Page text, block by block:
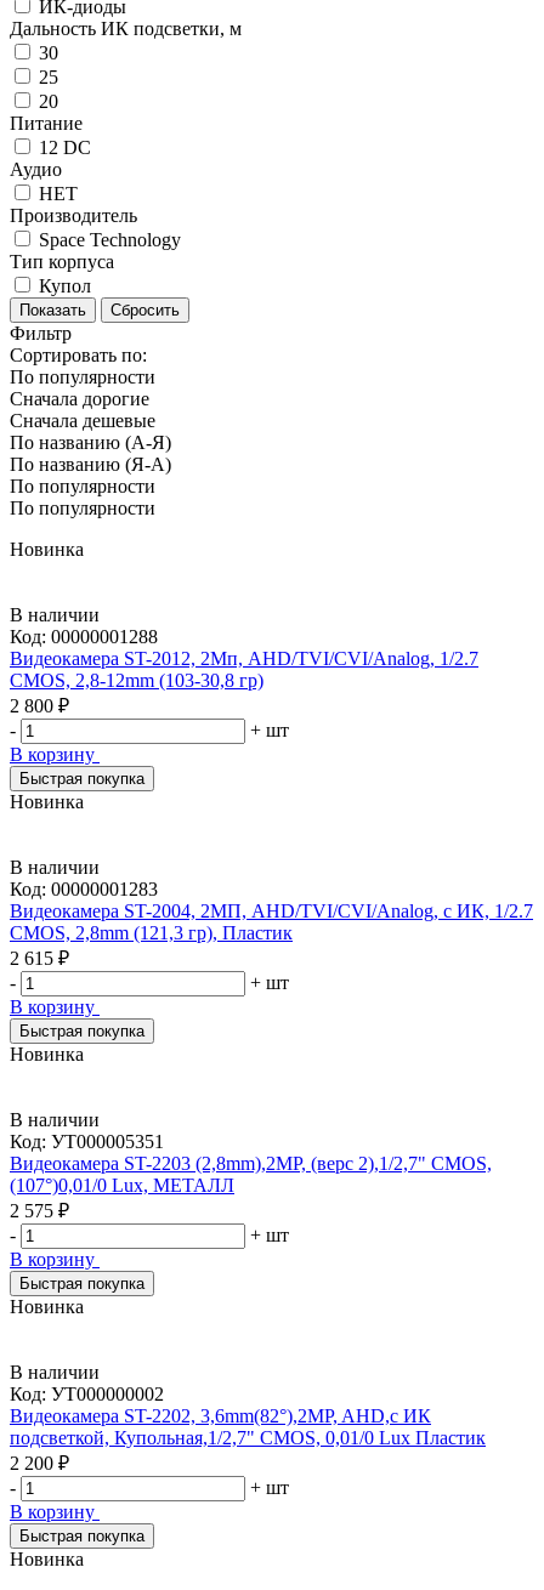
ИК-диоды
Дальность ИК подсветки, м
30
25
20
Питание
12 DC
Аудио
НЕТ
Производитель
Space Technology
Тип корпуса
Купол
Фильтр
Сортировать по:
По популярности
Сначала дорогие
Сначала дешевые
По названию (А-Я)
По названию (Я-А)
По популярности
По популярности
Новинка
В наличии
Код: 00000001288
Видеокамера ST-2012, 2Мп, AHD/TVI/CVI/Analog, 1/2.7
CMOS, 2,8-12mm (103-30,8 гр)
2 800 ₽
-
+ шт
В корзину
Быстрая покупка
Новинка
В наличии
Код: 00000001283
Видеокамера ST-2004, 2МП, AHD/TVI/CVI/Analog, с ИК, 1/2.7
CMOS, 2,8mm (121,3 гр), Пластик
2 615 ₽
-
+ шт
В корзину
Быстрая покупка
Новинка
В наличии
Код: УТ000005351
Видеокамера ST-2203 (2,8mm),2MP, (верс 2),1/2,7" CMOS,
(107°)0,01/0 Lux, МЕТАЛЛ
2 575 ₽
-
+ шт
В корзину
Быстрая покупка
Новинка
В наличии
Код: УТ000000002
Видеокамера ST-2202, 3,6mm(82°),2MP, AHD,с ИК
подсветкой, Купольная,1/2,7" CMOS, 0,01/0 Lux Пластик
2 200 ₽
-
+ шт
В корзину
Быстрая покупка
Новинка